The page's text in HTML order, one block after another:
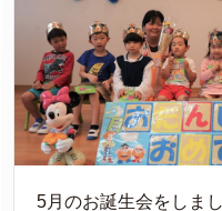
5月のお誕生会をしまし